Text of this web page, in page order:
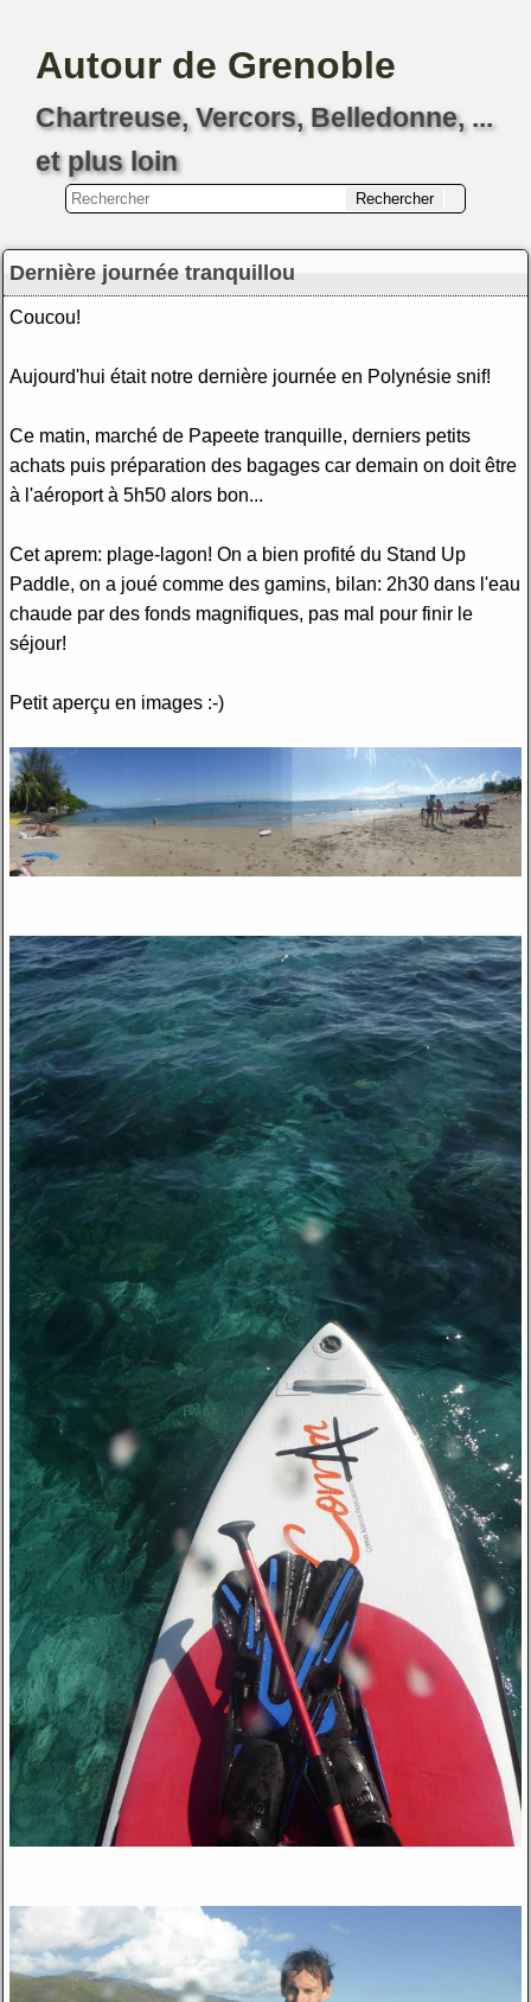
Autour de Grenoble
Chartreuse, Vercors, Belledonne, ...
et plus loin
Dernière journée tranquillou
Coucou!
Aujourd'hui était notre dernière journée en Polynésie snif!
Ce matin, marché de Papeete tranquille, derniers petits
achats puis préparation des bagages car demain on doit être
à l'aéroport à 5h50 alors bon...
Cet aprem: plage-lagon! On a bien profité du Stand Up
Paddle, on a joué comme des gamins, bilan: 2h30 dans l'eau
chaude par des fonds magnifiques, pas mal pour finir le
séjour!
Petit aperçu en images :-)